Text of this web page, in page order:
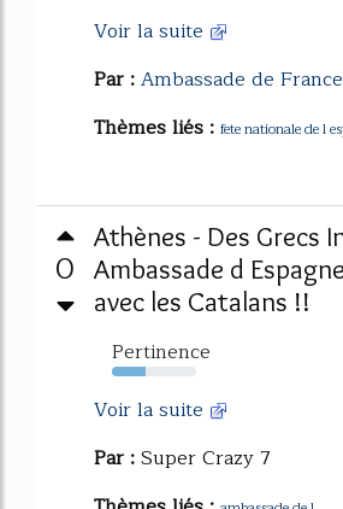
Voir la suite
Par :Ambassade de
Thèmes liés : fete nationale de l
0
Athènes - Des Grecs
Ambassade d
avec les Catalans !!
Pertinence
40%
Voir la suite
Par :Super Crazy 7